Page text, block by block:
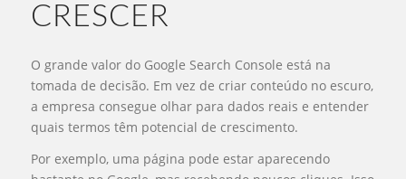
CRESCER
O grande valor do Google Search Console está na
tomada de decisão. Em vez de criar conteúdo no escuro,
a empresa consegue olhar para dados reais e entender
quais termos têm potencial de crescimento.
Por exemplo, uma página pode estar aparecendo